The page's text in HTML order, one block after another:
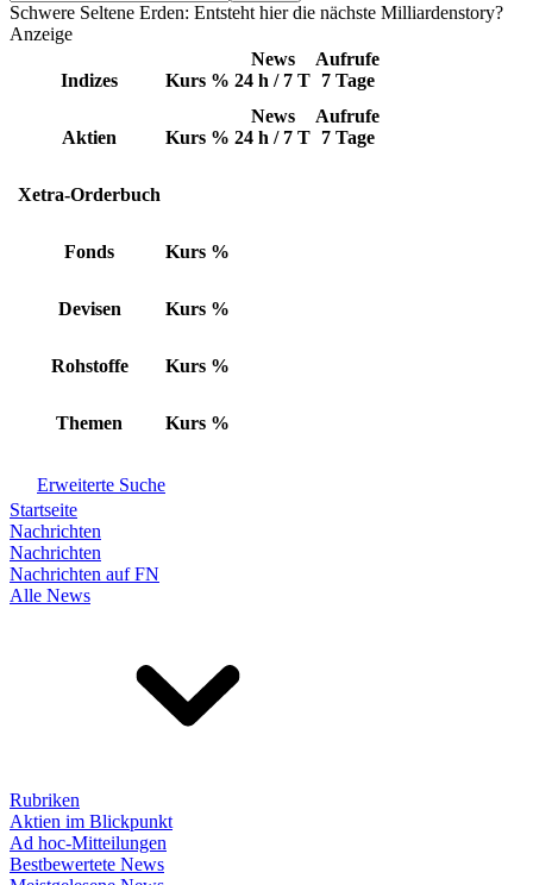
Schwere Seltene Erden: Entsteht hier die nächste Milliardenstory?
Anzeige
Indizes Kurs %
News
24 h / 7 T
Aufrufe
7 Tage
Aktien Kurs %
News
24 h / 7 T
Aufrufe
7 Tage
Xetra-Orderbuch
Fonds Kurs %
Devisen Kurs %
Rohstoffe Kurs %
Themen Kurs %
Erweiterte Suche
Startseite
Nachrichten
Nachrichten
Nachrichten auf FN
Alle News
Rubriken
Aktien im Blickpunkt
Ad hoc-Mitteilungen
Bestbewertete News